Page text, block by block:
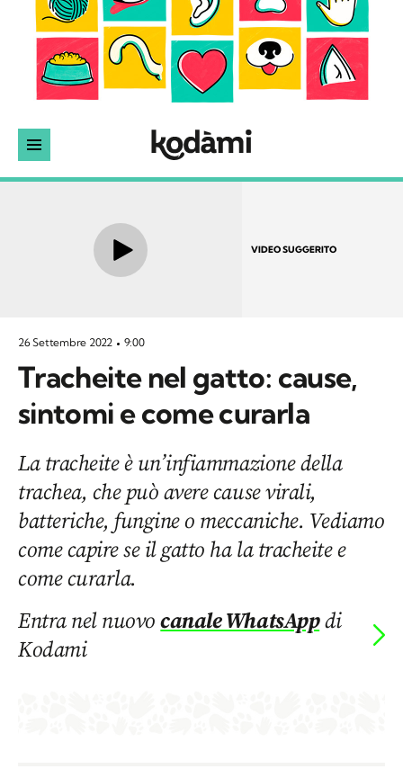
VIDEO SUGGERITO
26 Settembre 2022 9:00
Tracheite nel gatto: cause,
sintomi e come curarla
La tracheite è un’infiammazione della
trachea, che può avere cause virali,
batteriche, fungine o meccaniche. Vediamo
come capire se il gatto ha la tracheite e
come curarla.
Entra nel nuovocanale WhatsAppdi
Kodami